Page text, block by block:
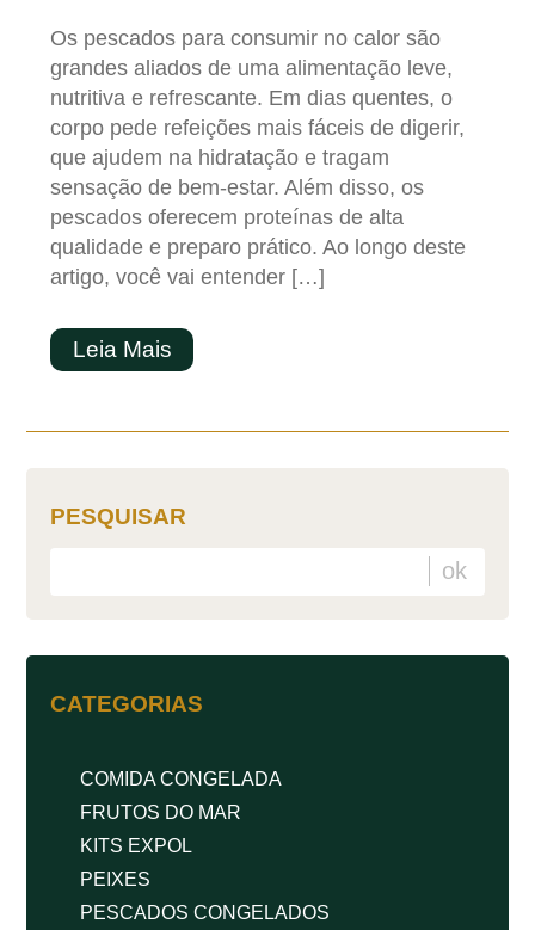
Os pescados para consumir no calor são
grandes aliados de uma alimentação leve,
nutritiva e refrescante. Em dias quentes, o
corpo pede refeições mais fáceis de digerir,
que ajudem na hidratação e tragam
sensação de bem-estar. Além disso, os
pescados oferecem proteínas de alta
qualidade e preparo prático. Ao longo deste
artigo, você vai entender […]
Leia Mais
PESQUISAR
CATEGORIAS
COMIDA CONGELADA
FRUTOS DO MAR
KITS EXPOL
PEIXES
PESCADOS CONGELADOS